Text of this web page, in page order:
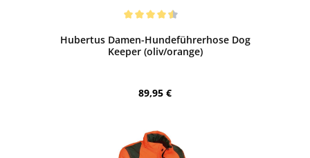
Hubertus Damen-Hundeführerhose Dog
Keeper (oliv/orange)
Regulärer Preis:
89,95 €